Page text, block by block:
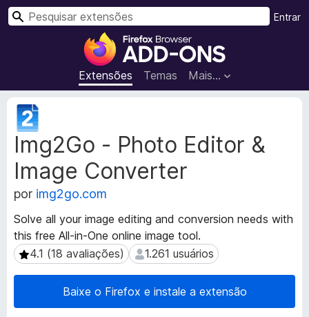
E
x
t
e
õ
e
s
N
a
v
e
g
a
Extensões Temas Mais…
Entrar
P
Img2Go - Photo Editor &
Image Converter
por img2go.com
Solve all your image editing and conversion needs with
this free All-in-One online image tool.
4.1 (18 avaliações)
4.1 (18 avaliações) 1.261 usuários
1.261 usuários
Baixe o Firefox e instale a extensão
M
e
t
a
a
d
o
s
d
a